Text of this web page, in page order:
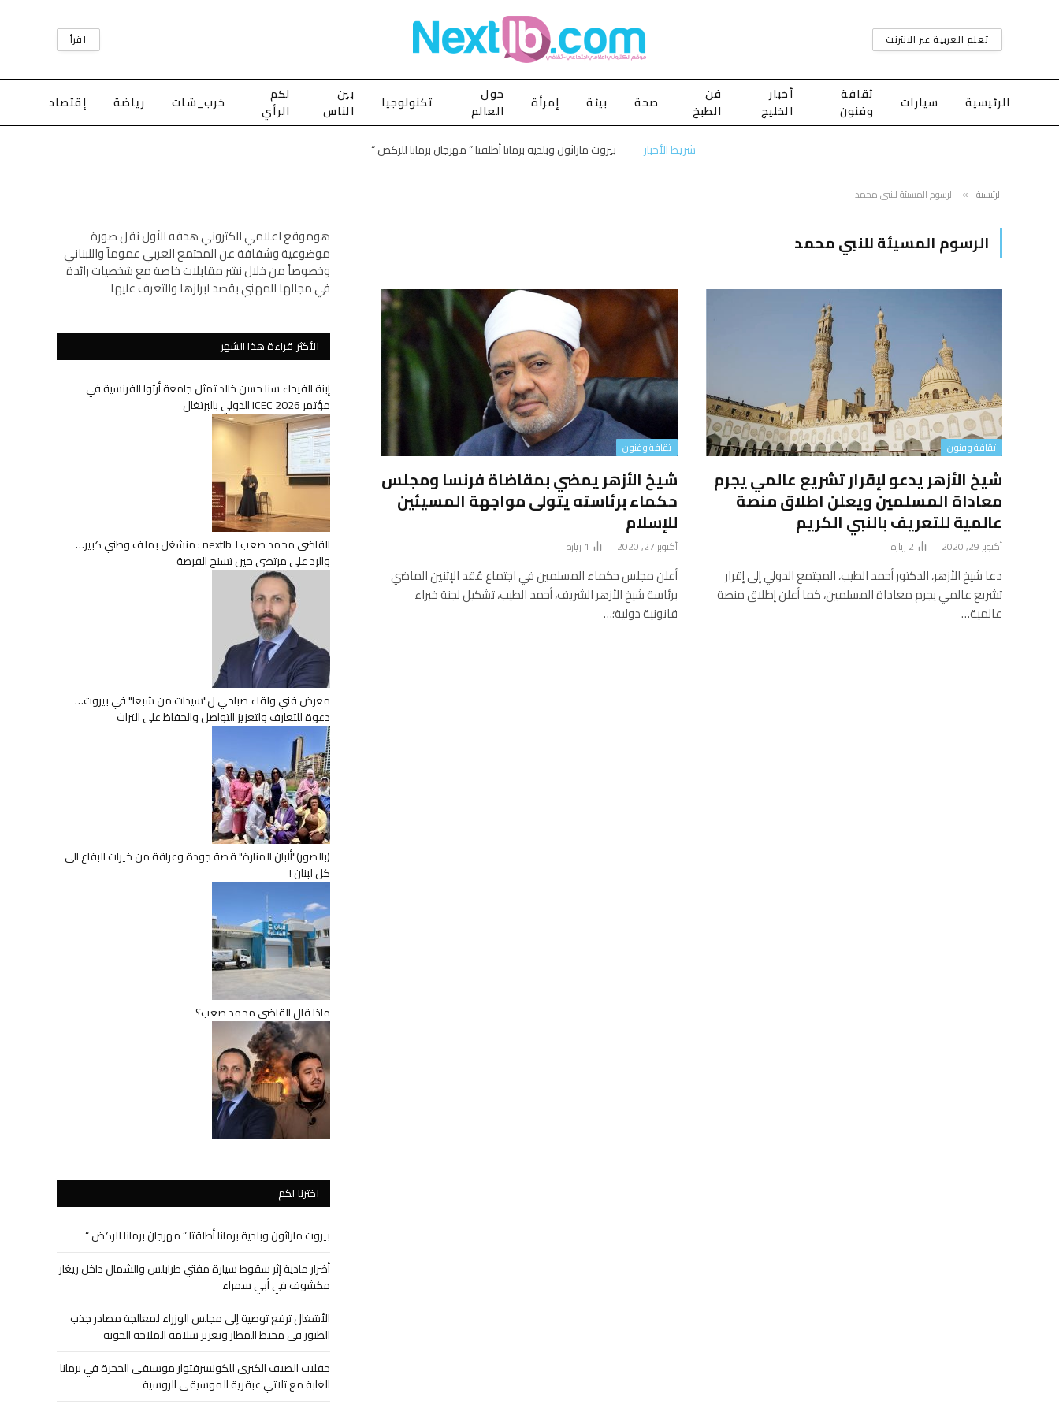
تعلم العربية عبر الانترنت اقرأ
الرئيسية سيارات
ثقافة
وفنون
أخبار
الخليج
فن
الطبخ
صحة بيئة إمرأة
حول
العالم
تكنولوجيا
بين
الناس
لكم
الرأي
خرب_شات رياضة إقتصاد
شريط الأخبار بيروت ماراثون وبلدية برمانا أطلقتا ” مهرجان برمانا للركض “
الرئيسية » الرسوم المسيئة للنبي محمد
الرسوم المسيئة للنبي محمد
ثقافة وفنون
شيخ الأزهر يدعو لإقرار تشريع عالمي يجرم
معاداة المسلمين ويعلن اطلاق منصة
عالمية للتعريف بالنبي الكريم
أكتوبر 29, 2020 2 زيارة
دعا شيخ الأزهر، الدكتور أحمد الطيب، المجتمع الدولي إلى إقرار
تشريع عالمي يجرم معاداة المسلمين، كما أعلن إطلاق منصة
عالمية…
ثقافة وفنون
شيخ الأزهر يمضي بمقاضاة فرنسا ومجلس
حكماء برئاسته يتولى مواجهة المسيئين
للإسلام
أكتوبر 27, 2020 1 زيارة
أعلن مجلس حكماء المسلمين في اجتماع عُقد الإثنين الماضي
برئاسة شيخ الأزهر الشريف، أحمد الطيب، تشكيل لجنة خبراء
قانونية دولية؛…
هوموقع اعلامي الكتروني هدفه الأول نقل صورة
موضوعية وشفافة عن المجتمع العربي عموماً واللبناني
وخصوصاً من خلال نشر مقابلات خاصة مع شخصيات رائدة
في مجالها المهني بقصد ابرازها والتعرف عليها
الأكثر قراءة هذا الشهر
إبنة الفيحاء سنا حسن خالد تمثل جامعة أرتوا الفرنسية في
مؤتمر ICEC 2026 الدولي بالبرتغال
القاضي محمد صعب لـnextlb : منشغل بملف وطني كبير…
والرد على مرتضى حين تسنح الفرصة
معرض فني ولقاء صباحي ل"سيدات من شبعا" في بيروت…
دعوة للتعارف ولتعزيز التواصل والحفاظ على التراث
(بالصور)"ألبان المنارة" قصة جودة وعراقة من خيرات البقاع الى
كل لبنان !
ماذا قال القاضي محمد صعب؟
اخترنا لكم
بيروت ماراثون وبلدية برمانا أطلقتا ” مهرجان برمانا للركض “
أضرار مادية إثر سقوط سيارة مفتي طرابلس والشمال داخل ريغار
مكشوف في أبي سمراء
الأشغال ترفع توصية إلى مجلس الوزراء لمعالجة مصادر جذب
الطيور في محيط المطار وتعزيز سلامة الملاحة الجوية
حفلات الصيف الكبرى للكونسرفتوار موسيقى الحجرة في برمانا
الغابة مع ثلاثي عبقرية الموسيقى الروسية